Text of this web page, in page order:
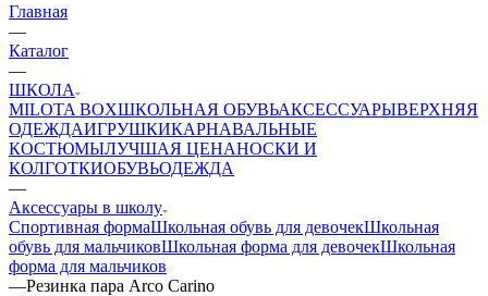
Главная
—
Каталог
—
ШКОЛА
MILOTA BOXШКОЛЬНАЯ ОБУВЬАКСЕССУАРЫВЕРХНЯЯ
ОДЕЖДАИГРУШКИКАРНАВАЛЬНЫЕ
КОСТЮМЫЛУЧШАЯ ЦЕНАНОСКИ И
КОЛГОТКИОБУВЬОДЕЖДА
—
Аксессуары в школу
Спортивная формаШкольная обувь для девочекШкольная
обувь для мальчиковШкольная форма для девочекШкольная
форма для мальчиков
—Резинка пара Arco Carino